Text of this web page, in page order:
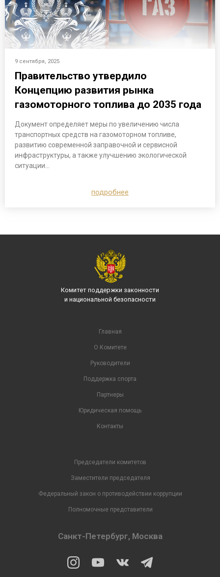
9 сентября, 2025
Правительство утвердило
Концепцию развития рынка
газомоторного топлива до 2035 года
Документ определяет меры по увеличению числа
транспортных средств на газомоторном топливе,
развитию современной заправочной и сервисной
инфраструктуры, а также улучшению экологической
ситуации…
подробнее
Комитет поддержки законности
и национальной безопасности
Главная
О Комитете
Руководители
Поддержка спорта
Партнеры
Юридическая помощь
Контакты
Председатели комитетов
Заместители председателя
Федеральный закон о противодействии коррупции
Полномочные представители
Санкт-Петербург, Москва